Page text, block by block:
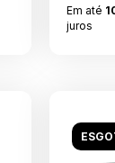
Em até
juros